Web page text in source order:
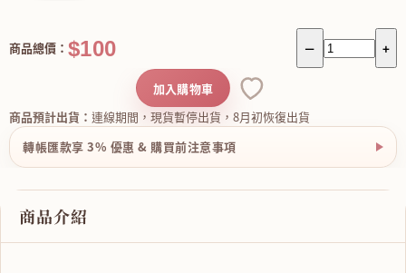
－ +
商品總價： $100
商品預計出貨： 連線期間，現貨暫停出貨，8月初恢復出貨
加入購物車
轉帳匯款享 3% 優惠 & 購買前注意事項
商品介紹